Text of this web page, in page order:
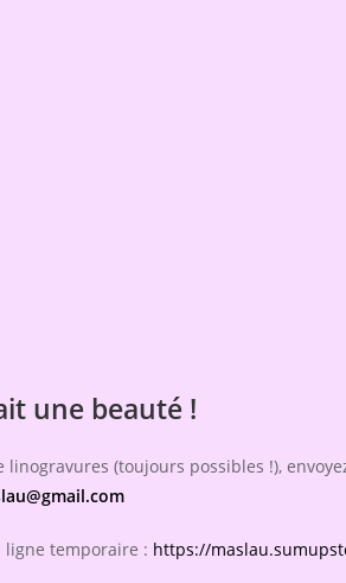
une beauté !
(toujours possibles !),
ligne temporaire : https://